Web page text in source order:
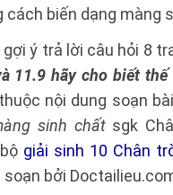
cách biến dạng màng
ý trả lời câu hỏi 8
11.9 hãy cho biết thế
nội dung soạn bài
sinh chấtsgk
giải sinh 10 Chân
soạn bởi